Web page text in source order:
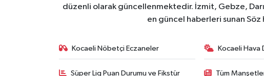
düzenli olarak güncellenmektedir. İzmit, Gebze,
en güncel haberleri sunan
Kocaeli Nöbetçi Eczaneler Kocaeli Hava
Süper Lig Puan Durumu ve Fikstür Tüm